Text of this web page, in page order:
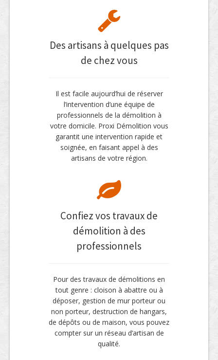
Des artisans à quelques pas
de chez vous
Il est facile aujourd’hui de réserver
l’intervention d’une équipe de
professionnels de la démolition à
votre domicile. Proxi Démolition vous
garantit une intervention rapide et
soignée, en faisant appel à des
artisans de votre région.
Confiez vos travaux de
démolition à des
professionnels
Pour des travaux de démolitions en
tout genre : cloison à abattre ou à
déposer, gestion de mur porteur ou
non porteur, destruction de hangars,
de dépôts ou de maison, vous pouvez
compter sur un réseau d’artisan de
qualité.